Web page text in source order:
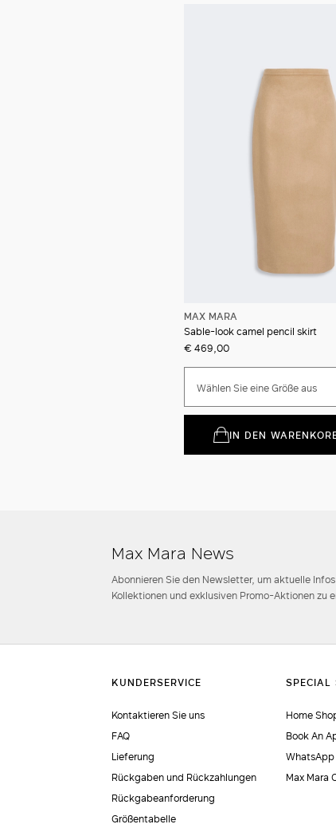
MAX MARA
Sable-look camel pencil skirt
€ 469,00
Wählen Sie eine Größe aus
IN DEN
Max Mara News
Abonnieren Sie den Newsletter, um aktuelle
Kollektionen und exklusiven Promo-Aktionen zu
Kontaktieren Sie uns
FAQ
Lieferung
Rückgaben und Rückzahlungen
Rückgabeanforderung
Größentabelle
Home
Book An
WhatsApp
Max Mara